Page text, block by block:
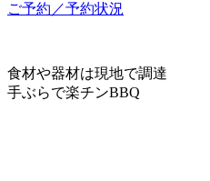
ご予約／予約状況
食材や器材は現地で調達
手ぶらで楽チンBBQ